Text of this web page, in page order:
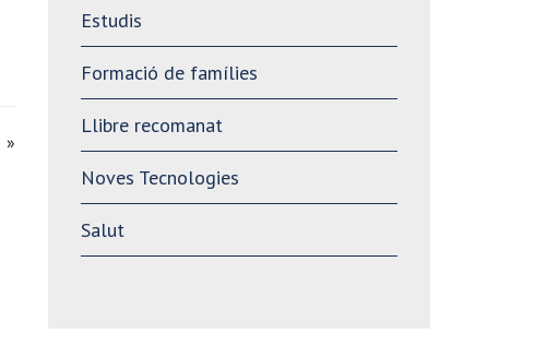
»
Estudis
Formació de famílies
Llibre recomanat
Noves Tecnologies
Salut